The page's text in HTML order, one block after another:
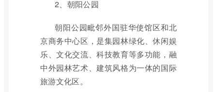
2、朝阳公园
朝阳公园毗邻外国驻华使馆区和北
京商务中心区，是集园林绿化、休闲娱
乐、文化交流、科技教育等多功能，融
中外园林艺术、建筑风格为一体的国际
旅游文化区。